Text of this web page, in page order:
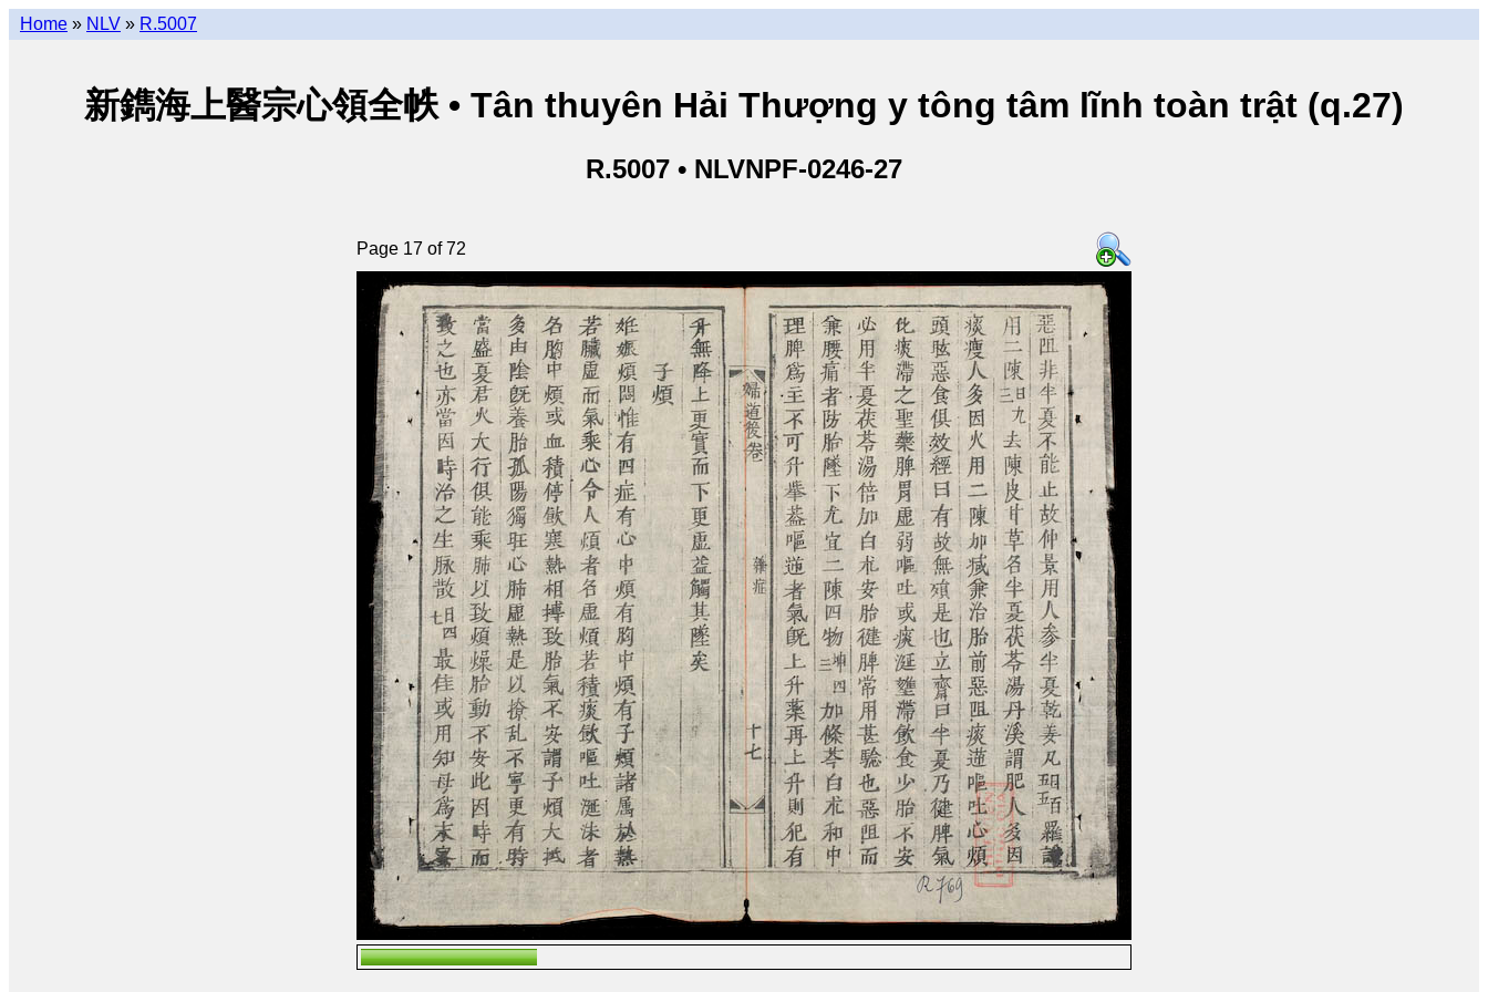
Home » NLV » R.5007
新鐫海上醫宗心領全帙 • Tân thuyên Hải Thượng y tông tâm lĩnh toàn trật (q.27)
R.5007 • NLVNPF-0246-27
Page 17 of 72